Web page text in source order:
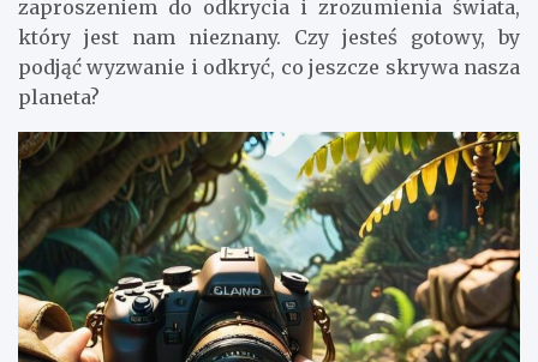
zaproszeniem do odkrycia i zrozumienia świata,
który jest nam nieznany. Czy jesteś gotowy, by
podjąć wyzwanie i odkryć, co jeszcze skrywa nasza
planeta?